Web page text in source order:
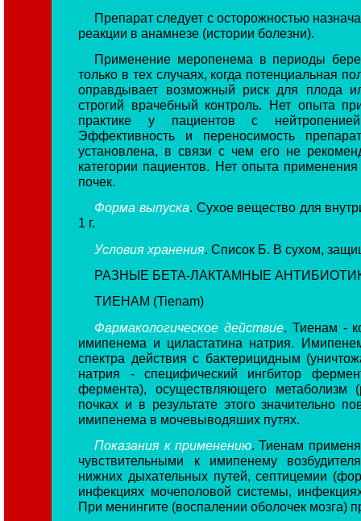
Препарат следует с осторожностью
реакции в анамнезе (истории болезни).
Применение меропенема в периоды
только в тех случаях, когда потенциальная
оправдывает возможный риск для плода
строгий врачебный контроль. Нет опыта
практике у пациентов с
Эффективность и переносимость
установлена, в связи с чем его не
категории пациентов. Нет опыта
почек.
Форма выпуска. Сухое вещество для
1 г.
Условия хранения . Список Б. В сухом,
РАЗНЫЕ БЕТА-ЛАКТАМНЫЕ
ТИЕНАМ (Tienam)
Фармакологическое действие . Тиенам -
имипенема и циластатина натрия.
спектра действия с бактерицидным
натрия - специфический ингбитор
фермента), осуществляющего
почках и в результате этого значительно
имипенема в мочевыводяших путях.
Показания к применению. Тиенам
чувствительными к имипенему
нижних дыхательных путей, септицемии
инфекциях мочеполовой системы,
При менингите (воспалении оболочек мозга)